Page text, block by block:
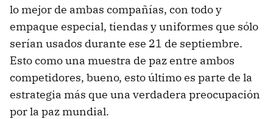
lo mejor de ambas compañías, con todo y
empaque especial, tiendas y uniformes que sólo
serían usados durante ese 21 de septiembre.
Esto como una muestra de paz entre ambos
competidores, bueno, esto último es parte de la
estrategia más que una verdadera preocupación
por la paz mundial.